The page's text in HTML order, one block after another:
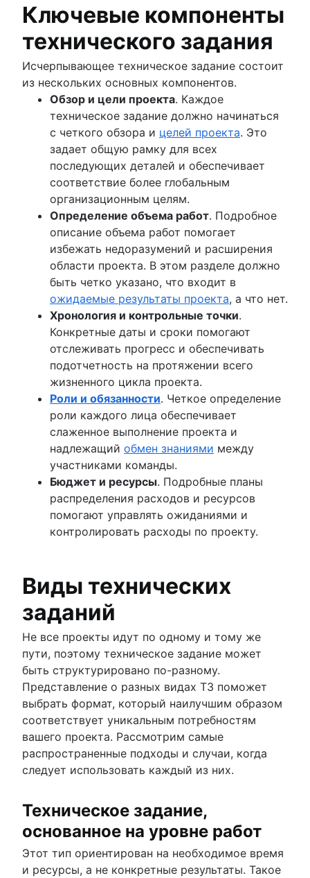
Ключевые компоненты
технического задания
Исчерпывающее техническое задание состоит
из нескольких основных компонентов.
Обзор и цели проекта. Каждое
техническое задание должно начинаться
с четкого обзора и целей проекта. Это
задает общую рамку для всех
последующих деталей и обеспечивает
соответствие более глобальным
организационным целям.
Определение объема работ. Подробное
описание объема работ помогает
избежать недоразумений и расширения
области проекта. В этом разделе должно
быть четко указано, что входит в
ожидаемые результаты проекта, а что нет.
Хронология и контрольные точки.
Конкретные даты и сроки помогают
отслеживать прогресс и обеспечивать
подотчетность на протяжении всего
жизненного цикла проекта.
Роли и обязанности. Четкое определение
роли каждого лица обеспечивает
слаженное выполнение проекта и
надлежащий обмен знаниями между
участниками команды.
Бюджет и ресурсы. Подробные планы
распределения расходов и ресурсов
помогают управлять ожиданиями и
контролировать расходы по проекту.
Виды технических
заданий
Не все проекты идут по одному и тому же
пути, поэтому техническое задание может
быть структурировано по-разному.
Представление о разных видах ТЗ поможет
выбрать формат, который наилучшим образом
соответствует уникальным потребностям
вашего проекта. Рассмотрим самые
распространенные подходы и случаи, когда
следует использовать каждый из них.
Техническое задание,
основанное на уровне работ
Этот тип ориентирован на необходимое время
и ресурсы, а не конкретные результаты. Такое